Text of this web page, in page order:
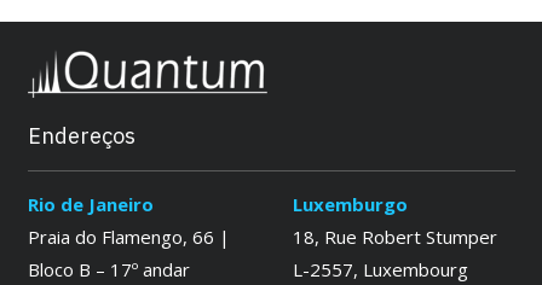
Endereços
Rio de Janeiro
Praia do Flamengo, 66 |
Bloco B – 17º andar
Luxemburgo
18, Rue Robert Stumper
L-2557, Luxembourg